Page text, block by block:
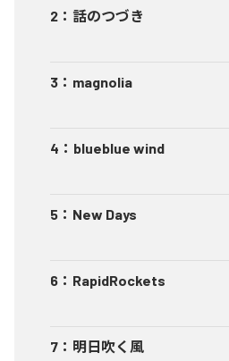
2 ： 話のつづき
3 ： magnolia
4 ： blueblue wind
5 ： New Days
6 ： RapidRockets
7 ： 明日吹く風